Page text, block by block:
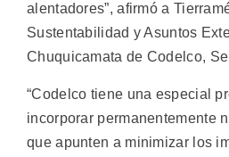
alentadores”, afirmó a
Sustentabilidad y Asuntos
Chuquicamata de Codelco,
“Codelco tiene una especial
incorporar permanentemente
que apunten a minimizar los